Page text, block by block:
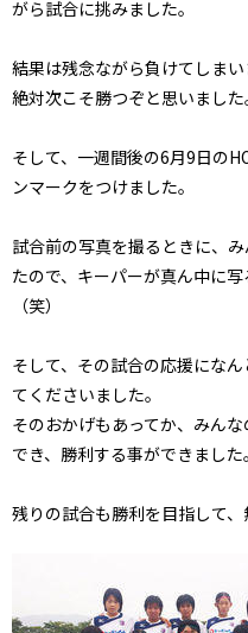
がら試合に挑みました。
結果は残念ながら負けてしま
絶対次こそ勝つぞと思いました
そして、一週間後の6月9日の
ンマークをつけました。
試合前の写真を撮るときに、
たので、キーパーが真ん中に
（笑）
そして、その試合の応援にな
てくださいました。
そのおかげもあってか、みん
でき、勝利する事ができました。
残りの試合も勝利を目指して